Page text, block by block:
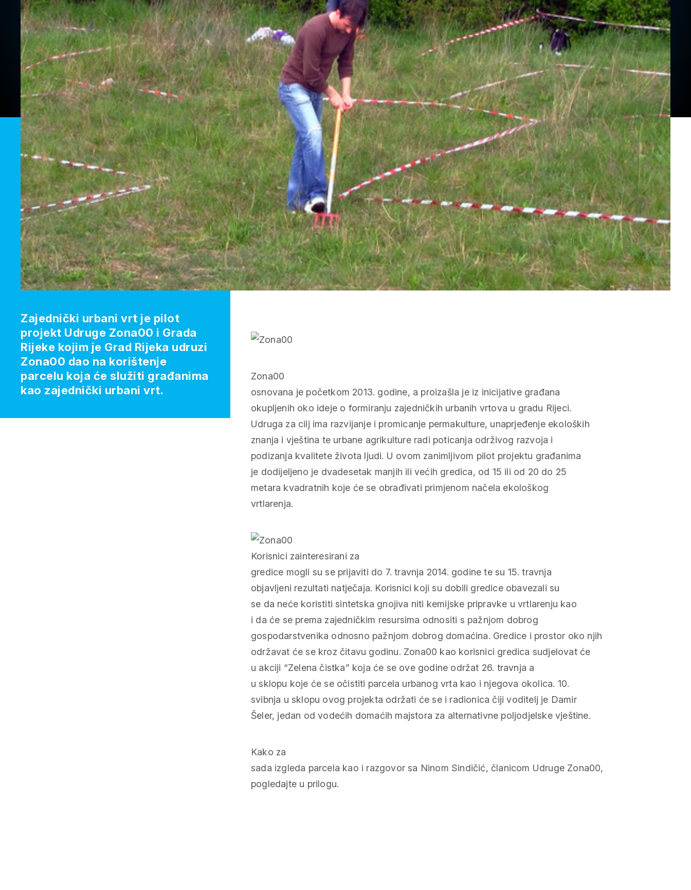
Zona00
osnovana je početkom 2013. godine, a proizašla je iz inicijative građana
okupljenih oko ideje o formiranju zajedničkih urbanih vrtova u gradu Rijeci.
Udruga za cilj ima razvijanje i promicanje permakulture, unaprjeđenje ekoloških
znanja i vještina te urbane agrikulture radi poticanja održivog razvoja i
podizanja kvalitete života ljudi. U ovom zanimljivom pilot projektu građanima
je dodijeljeno je dvadesetak manjih ili većih gredica, od 15 ili od 20 do 25
metara kvadratnih koje će se obrađivati primjenom načela ekološkog
vrtlarenja.
Korisnici zainteresirani za
gredice mogli su se prijaviti do 7. travnja 2014. godine te su 15. travnja
objavljeni rezultati natječaja. Korisnici koji su dobili gredice obavezali su
se da neće koristiti sintetska gnojiva niti kemijske pripravke u vrtlarenju kao
i da će se prema zajedničkim resursima odnositi s pažnjom dobrog
gospodarstvenika odnosno pažnjom dobrog domaćina. Gredice i prostor oko njih
održavat će se kroz čitavu godinu. Zona00 kao korisnici gredica sudjelovat će
u akciji “Zelena čistka” koja će se ove godine održat 26. travnja a
u sklopu koje će se očistiti parcela urbanog vrta kao i njegova okolica. 10.
svibnja u sklopu ovog projekta održati će se i radionica čiji voditelj je Damir
Šeler, jedan od vodećih domaćih majstora za alternativne poljodjelske vještine.
Kako za
sada izgleda parcela kao i razgovor sa Ninom Sindičić, članicom Udruge Zona00,
pogledajte u prilogu.
Zajednički urbani vrt je pilot
projekt Udruge Zona00 i Grada
Rijeke kojim je Grad Rijeka udruzi
Zona00 dao na korištenje
parcelu koja će služiti građanima
kao zajednički urbani vrt.